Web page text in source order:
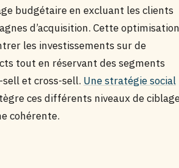
budgétaire en excluant les clients
d’acquisition. Cette optimisation
les investissements sur de
tout en réservant des segments
et cross-sell. Une stratégie social
ces différents niveaux de
cohérente.